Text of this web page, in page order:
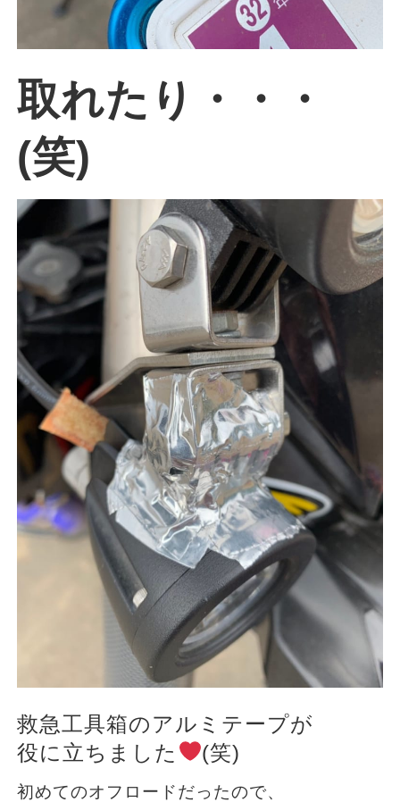
取れたり・・・
(笑)
救急工具箱のアルミテープが
役に立ちました
(笑)
初めてのオフロードだったので、